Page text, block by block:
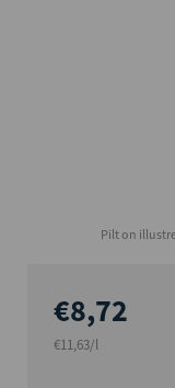
Pilt on
€8,72
€11,63/l